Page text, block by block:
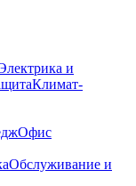
и
Климат-
Офис
Обслуживание и